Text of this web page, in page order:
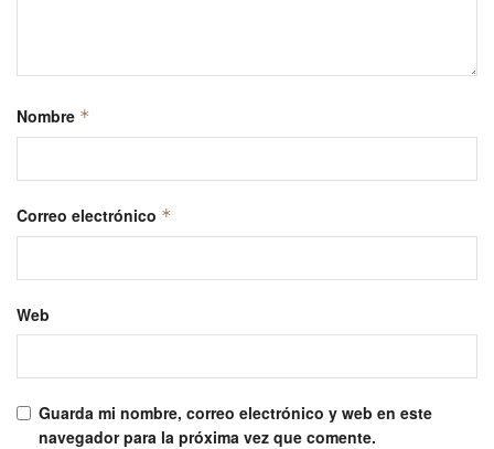
Nombre *
Correo electrónico *
Web
Guarda mi nombre, correo electrónico y web en este
navegador para la próxima vez que comente.